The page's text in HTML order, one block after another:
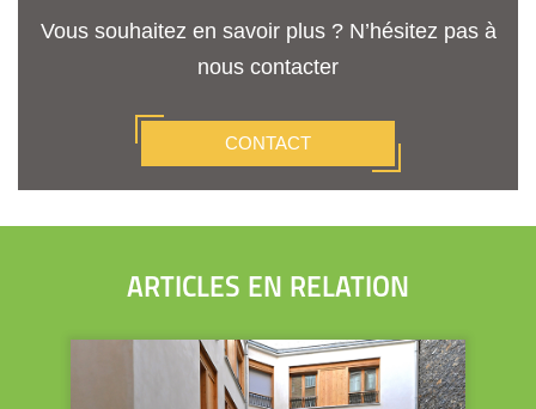
Vous souhaitez en savoir plus ? N’hésitez pas à
nous contacter
CONTACT
ARTICLES EN RELATION